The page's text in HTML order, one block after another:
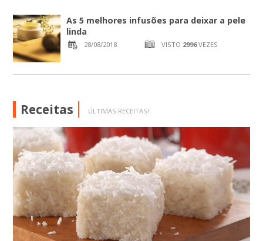
As 5 melhores infusões para deixar a pele
linda
28/08/2018 VISTO 2996VEZES
Receitas ÚLTIMAS RECEITAS!